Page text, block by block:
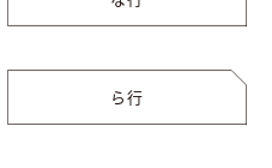
ら行